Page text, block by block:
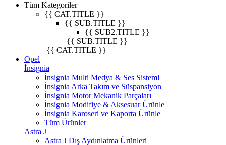
Tüm Kategoriler
{{ CAT.TITLE }}
{{ SUB.TITLE }}
{{ SUB2.TITLE }}
{{ SUB.TITLE }}
{{ CAT.TITLE }}
Opel
İnsignia
İnsignia Multi Medya & Ses Sisteml
İnsignia Arka Takım ve Süspansiyon
İnsignia Motor Mekanik Parçaları
İnsignia Modifiye & Aksesuar Ürünle
İnsignia Karoseri ve Kaporta Ürünle
Tüm Ürünler
Astra J
Astra J Dış Aydınlatma Ürünleri